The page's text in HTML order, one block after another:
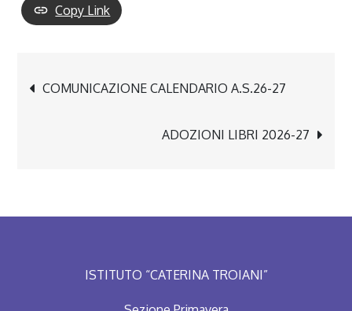
Copy Link
Navigazione
COMUNICAZIONE CALENDARIO A.S.26-27
ADOZIONI LIBRI 2026-27
ISTITUTO “CATERINA TROIANI”